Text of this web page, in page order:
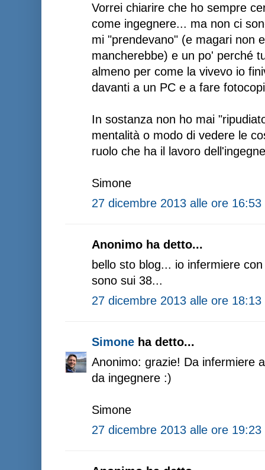
Vorrei chiarire che ho sempre
come ingegnere... ma non ci
mi "prendevano" (e magari non
mancherebbe) e un po' perché
almeno per come la vivevo io
davanti a un PC e a fare
In sostanza non ho mai
mentalità o modo di vedere le
ruolo che ha il lavoro
Simone
27 dicembre 2013 alle ore 16:53
Anonimo ha detto...
bello sto blog... io infermiere
sono sui 38...
27 dicembre 2013 alle ore 18:13
Simone ha detto...
Anonimo: grazie! Da infermiere
da ingegnere :)
Simone
27 dicembre 2013 alle ore 19:23